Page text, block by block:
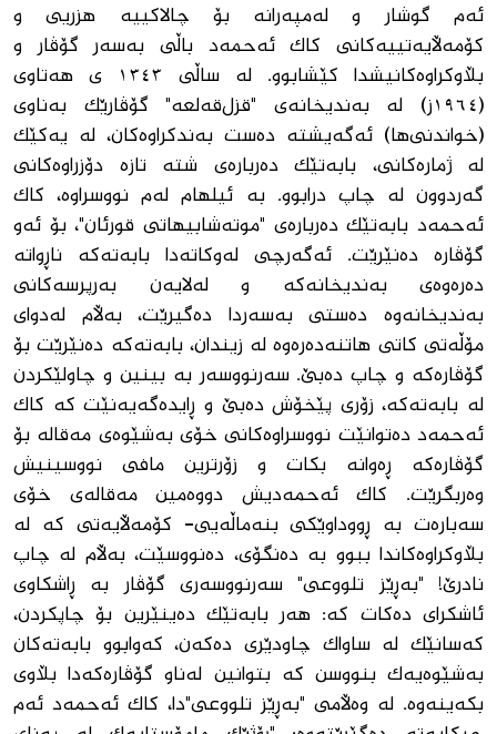
ئەم گوشار و لەمپەرانە بۆ چالاکییە هزریی و
کۆمەڵایەتییەکانی کاک ئەحمەد باڵی بەسەر گۆڤار و
بڵاوکراوەکانیشدا کێشابوو. لە ساڵی ١٣٤٣ ی هەتاوی
(١٩٦٤ز) لە بەندیخانەی "قزل‌قەلعە" گۆڤارێک بەناوی
(خواندنی‌ها) ئەگەیشتە دەست بەندکراوەکان، لە یەکێک
لە ژمارەکانی، بابەتێک دەربارەی شتە تازە دۆزراوەکانی
گەردوون لە چاپ درابوو. بە ئیلهام لەم نووسراوە، کاک
ئەحمەد بابەتێک دەربارەی "موتەشابیهاتی قورئان"، بۆ ئەو
گۆڤارە دەنێرێت. ئەگەرچی لەوکاتەدا بابەتەکە ناڕواتە
دەرەوەی بەندیخانەکە و لەلایەن بەرپرسەکانی
بەندیخانەوە دەستی بەسەردا دەگیرێت، بەڵام لەدوای
مۆڵەتی کاتی هاتنەدەرەوە لە زیندان، بابەتەکە دەنێرێت بۆ
گۆڤارەکە و چاپ دەبێ. سەرنووسەر بە بینین و چاولێکردن
لە بابەتەکە، زۆری پێخۆش دەبێ و ڕایدەگەیەنێت کە کاک
ئەحمەد دەتوانێت نووسراوەکانی خۆی بەشێوەی مەقالە بۆ
گۆڤارەکە ڕەوانە بکات و زۆرترین مافی نووسینیش
وەربگرێت. کاک ئەحمەدیش دووەمین مەقالەی خۆی
سەبارەت بە ڕووداوێکی بنەماڵەیی- کۆمەڵایەتی کە لە
بڵاوکراوەکاندا ببوو بە دەنگۆی، دەنووسێت، بەڵام لە چاپ
نادرێ! "بەڕێز تلووعی" سەرنووسەری گۆڤار بە ڕاشکاوی
ئاشکرای دەکات کە: هەر بابەتێک دەینێرین بۆ چاپکردن،
کەسانێک لە ساواک چاودێری دەکەن، کەوابوو بابەتەکان
بەشێوەیەک بنووسن کە بتوانین لەناو گۆڤارەکەدا بڵاوی
بکەینەوە. لە وەڵامی "بەڕێز تلووعی"دا، کاک ئەحمەد ئەم